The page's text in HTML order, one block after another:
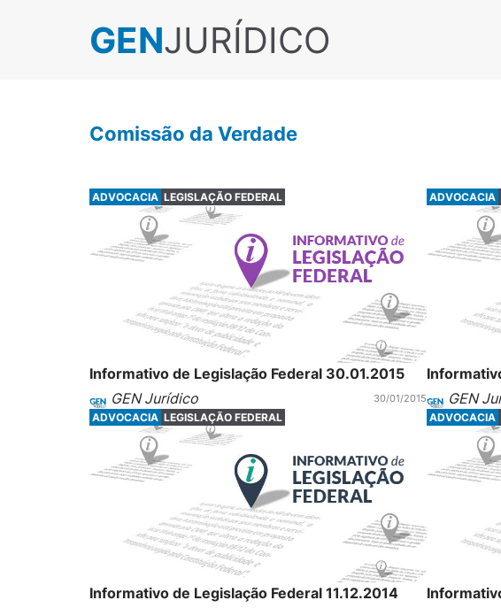
GENJURÍDICO
Comissão da Verdade
ADVOCACIA LEGISLAÇÃO FEDERAL
Informativo de Legislação Federal 30.01.2015
GEN Jurídico
30/01/2015
ADVOCACIA
GEN
ADVOCACIA LEGISLAÇÃO FEDERAL
Informativo de Legislação Federal 11.12.2014
ADVOCACIA